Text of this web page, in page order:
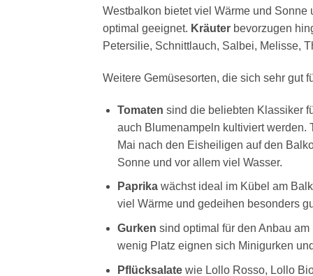
Westbalkon bietet viel Wärme und
optimal geeignet. Kräuter bevorzugen
Petersilie, Schnittlauch, Salbei, Melisse,
Weitere Gemüsesorten, die sich sehr gut
Tomaten sind die beliebten Klassiker
auch Blumenampeln kultiviert werden.
Mai nach den Eisheiligen auf den
Sonne und vor allem viel Wasser.
Paprikawächst ideal im Kübel am
viel Wärme und gedeihen besonders
Gurken sind optimal für den Anbau
wenig Platz eignen sich Minigurken
Pflücksalatewie Lollo Rosso, Lollo